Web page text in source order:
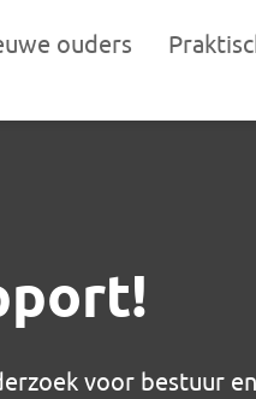
ouders
voor bestuur